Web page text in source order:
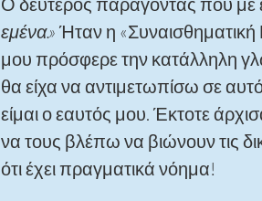
εμένα.» Ήταν η
μου πρόσφερε την κατάλληλη
θα είχα να αντιμετωπίσω σε
είμαι ο εαυτός μου. Έκτοτε
να τους βλέπω να βιώνουν τις
ότι έχει πραγματικά νόημα!